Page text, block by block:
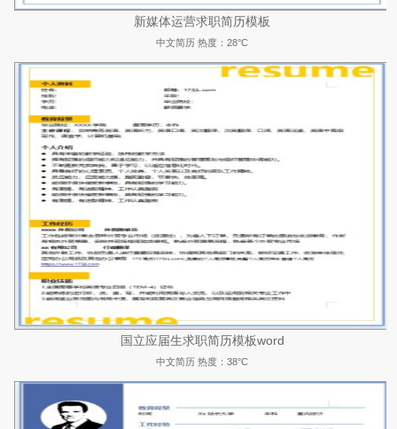
新媒体运营求职简历模板
中文简历 热度：28°C
国立应届生求职简历模板word
中文简历 热度：38°C